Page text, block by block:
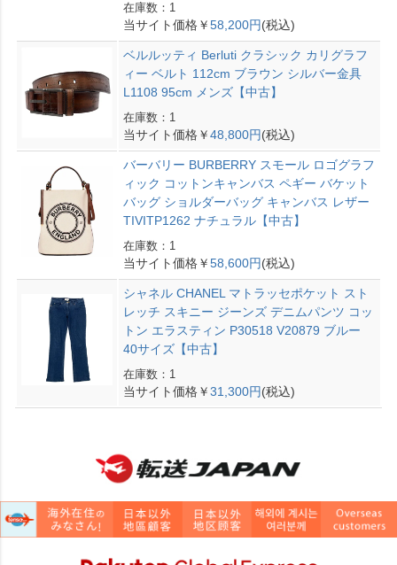
在庫数：1
当サイト価格￥58,200円(税込)
ベルルッティ Berluti クラシック カリグラフ
ィー ベルト 112cm ブラウン シルバー金具
L1108 95cm メンズ【中古】
在庫数：1
当サイト価格￥48,800円(税込)
バーバリー BURBERRY スモール ロゴグラフ
ィック コットンキャンバス ペギー バケット
バッグ ショルダーバッグ キャンバス レザー
TIVITP1262 ナチュラル【中古】
在庫数：1
当サイト価格￥58,600円(税込)
シャネル CHANEL マトラッセポケット スト
レッチ スキニー ジーンズ デニムパンツ コッ
トン エラスティン P30518 V20879 ブルー
40サイズ【中古】
在庫数：1
当サイト価格￥31,300円(税込)